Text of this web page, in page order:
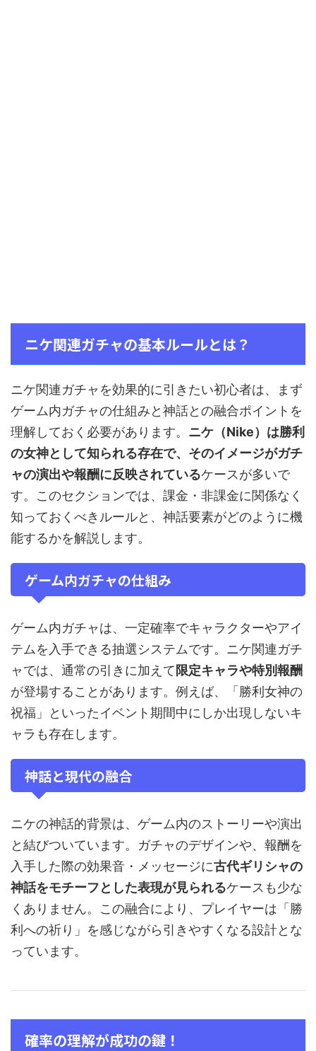
ニケ関連ガチャの基本ルールとは？
ニケ関連ガチャを効果的に引きたい初心者は、まず
ゲーム内ガチャの仕組みと神話との融合ポイントを
理解しておく必要があります。 ニケ（Nike）は勝利
の女神として知られる存在で、そのイメージがガチ
ャの演出や報酬に反映されているケースが多いで
す。このセクションでは、課金・非課金に関係なく
知っておくべきルールと、神話要素がどのように機
能するかを解説します。
ゲーム内ガチャの仕組み
ゲーム内ガチャは、一定確率でキャラクターやアイ
テムを入手できる抽選システムです。ニケ関連ガチ
ャでは、通常の引きに加えて 限定キャラや特別報酬
が登場することがあります。例えば、「勝利女神の
祝福」といったイベント期間中にしか出現しないキ
ャラも存在します。
神話と現代の融合
ニケの神話的背景は、ゲーム内のストーリーや演出
と結びついています。ガチャのデザインや、報酬を
入手した際の効果音・メッセージに古代ギリシャの
神話をモチーフとした表現が見られるケースも少な
くありません。この融合により、プレイヤーは「勝
利への祈り」を感じながら引きやすくなる設計とな
っています。
確率の理解が成功の鍵！